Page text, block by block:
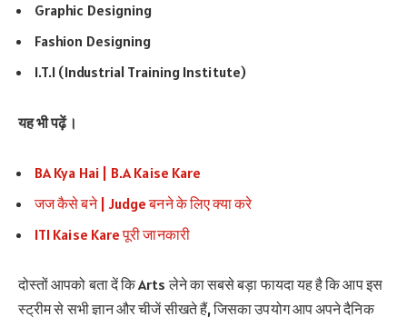
Graphic Designing
Fashion Designing
I.T.I (Industrial Training Institute)
यह भी पढ़ें।
BA Kya Hai | B.A Kaise Kare
जज कैसे बने | Judge बनने के लिए क्या करे
ITI Kaise Kare पूरी जानकारी
दोस्तों आपको बता दें कि Arts लेने का सबसे बड़ा फायदा यह है कि आप इस
स्ट्रीम से सभी ज्ञान और चीजें सीखते हैं, जिसका उपयोग आप अपने दैनिक